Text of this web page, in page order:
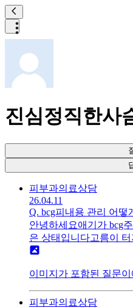
진심정직한사
피부과의료상담
26.04.11
Q. bcg피내용 관리 어떻
안녕하세요애기가 bcg
은 상태입니다고름이
지, 소독을 해야하면 어
니다😅답변 주시는 분들
이미지가 포함된 질문이
피부과의료상담